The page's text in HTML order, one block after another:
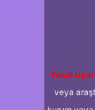
Yasal
veya